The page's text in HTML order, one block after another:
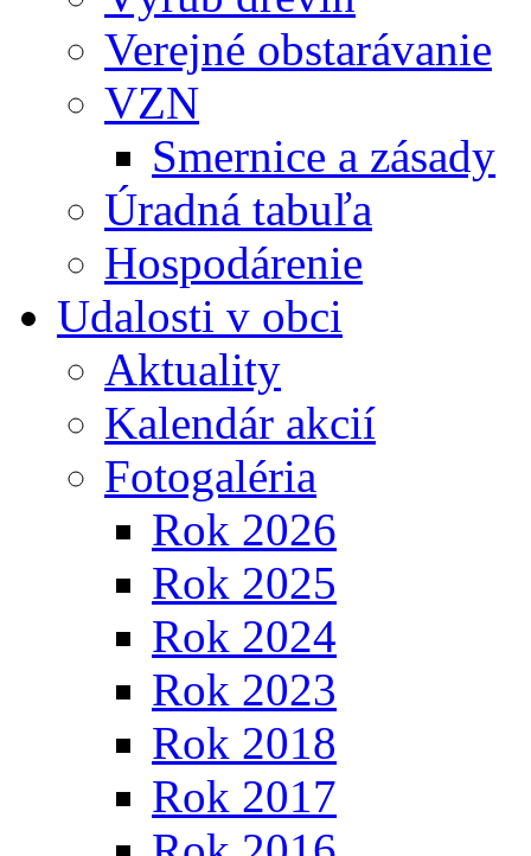
Verejné obstarávanie
VZN
Smernice a zásady
Úradná tabuľa
Hospodárenie
Udalosti v obci
Aktuality
Kalendár akcií
Fotogaléria
Rok 2026
Rok 2025
Rok 2024
Rok 2023
Rok 2018
Rok 2017